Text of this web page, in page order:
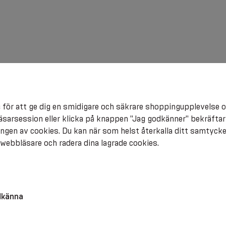
.
fysioterapeut, läkare eller idrottsmedicinsk
fästa tejpen. Det är också möjligt att fästa
kinesiologitejpen ska få effekt fastställs av en
för att ge dig en smidigare och säkrare shoppingupplevelse
eller klicka på knappen "Jag godkänner"
av cookies. Du kan när som helst återkalla ditt
och radera dina lagrade cookies.